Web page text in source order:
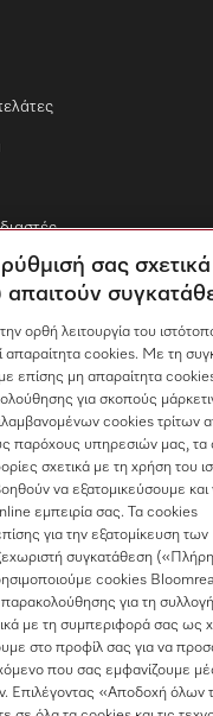
σας
ορθή λειτουργία του
απαραίτητα cookies. Με τη
επίσης μη απαραίτητα
για σκοπούς
cookies τρίτων
παρόχους υπηρεσιών μας, τα
σχετικά με τη χρήση του
να εξατομικεύσουμε και
εμπειρία σας. Τα cookies
για την εξατομίκευση των
συγκατάθεση
cookies
παρακολούθησης για τη συλλογή
με τη συμπεριφορά σας ως
στο προφίλ σας για να
που σας εμφανίζουμε
Επιλέγοντας «Αποδοχή όλων